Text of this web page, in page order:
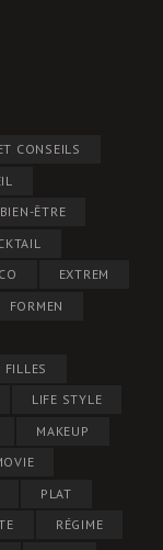
CONSEILS
BIEN-ÊTRE
EXTREM
FORMEN
FILLES
LIFE STYLE
MAKEUP
PLAT
RÉGIME